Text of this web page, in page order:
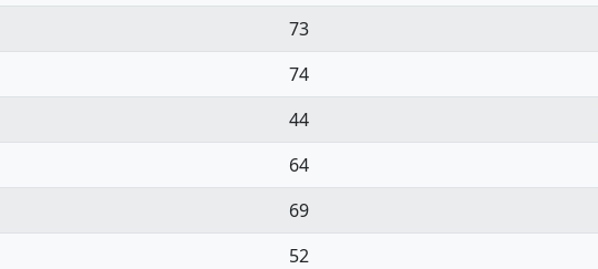
73
74
44
64
69
52